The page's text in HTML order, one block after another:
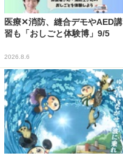
医療✕消防、縫合デモやAED講
習も「おしごと体験博」9/5
2026.8.6